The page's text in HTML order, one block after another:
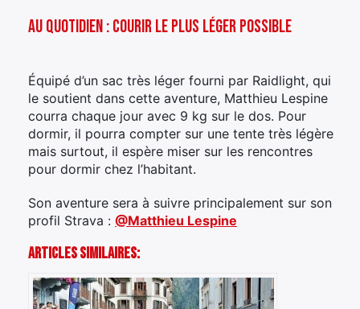
Au quotidien : courir le plus léger possible
Équipé d’un sac très léger fourni par Raidlight, qui
le soutient dans cette aventure, Matthieu Lespine
courra chaque jour avec 9 kg sur le dos. Pour
dormir, il pourra compter sur une tente très légère
mais surtout, il espère miser sur les rencontres
pour dormir chez l’habitant.
Son aventure sera à suivre principalement sur son
profil Strava : @Matthieu Lespine
Articles Similaires: